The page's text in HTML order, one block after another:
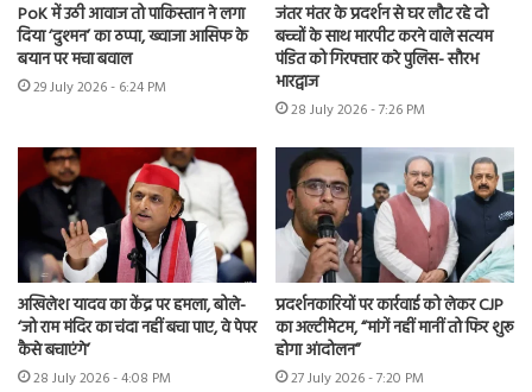
PoK में उठी आवाज तो पाकिस्तान ने लगा
दिया ‘दुश्मन’ का ठप्पा, ख्वाजा आसिफ के
बयान पर मचा बवाल
29 July 2026 - 6:24 PM
जंतर मंतर के प्रदर्शन से घर लौट रहे दो
बच्चों के साथ मारपीट करने वाले सत्यम
पंडित को गिरफ्तार करे पुलिस- सौरभ
भारद्वाज
28 July 2026 - 7:26 PM
अखिलेश यादव का केंद्र पर हमला, बोले-
‘जो राम मंदिर का चंदा नहीं बचा पाए, वे पेपर
कैसे बचाएंगे’
28 July 2026 - 4:08 PM
प्रदर्शनकारियों पर कार्रवाई को लेकर CJP
का अल्टीमेटम, “मांगें नहीं मानीं तो फिर शुरू
होगा आंदोलन”
27 July 2026 - 7:20 PM